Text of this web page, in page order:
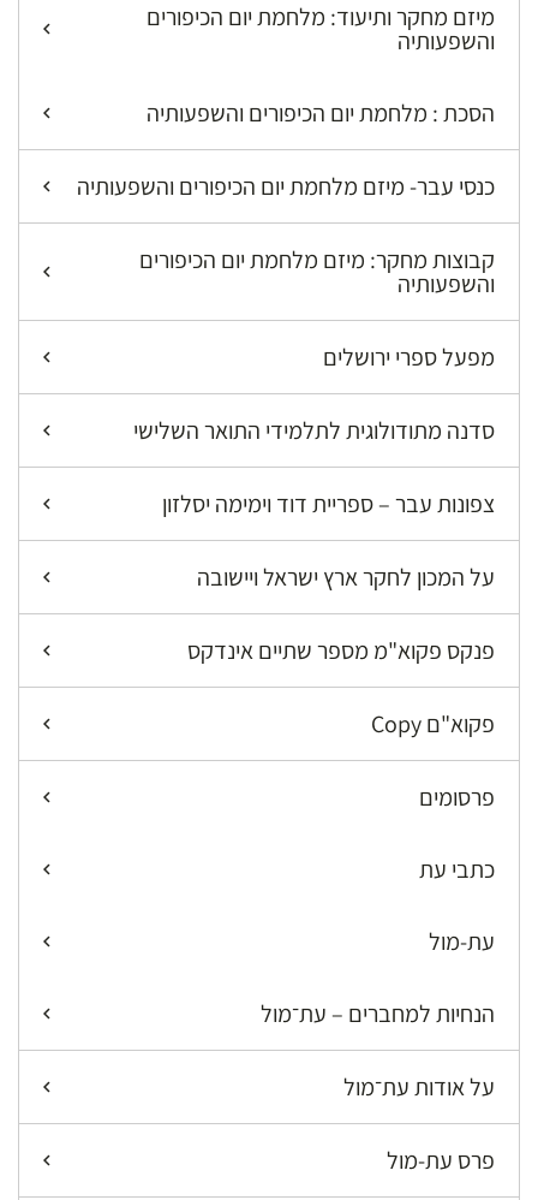
מיזם מחקר ותיעוד: מלחמת יום הכיפורים
והשפעותיה
הסכת : מלחמת יום הכיפורים והשפעותיה
כנסי עבר- מיזם מלחמת יום הכיפורים והשפעותיה
קבוצות מחקר: מיזם מלחמת יום הכיפורים
והשפעותיה
מפעל ספרי ירושלים
סדנה מתודולוגית לתלמידי התואר השלישי
צפונות עבר – ספריית דוד וימימה יסלזון
על המכון לחקר ארץ ישראל ויישובה
פנקס פקוא"מ מספר שתיים אינדקס
פקוא"ם Copy
פרסומים
כתבי עת
עת-מול
הנחיות למחברים – עת־מול
על אודות עת־מול
פרס עת-מול